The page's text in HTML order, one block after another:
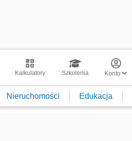
Kalkulatory Szkolenia Konto
Nieruchomości Edukacja